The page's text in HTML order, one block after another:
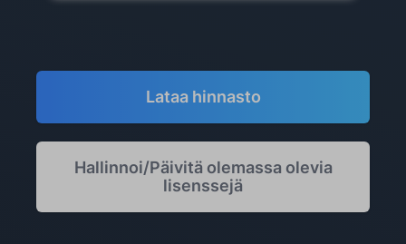
Lataa hinnasto
Hallinnoi/Päivitä olemassa olevia
lisenssejä